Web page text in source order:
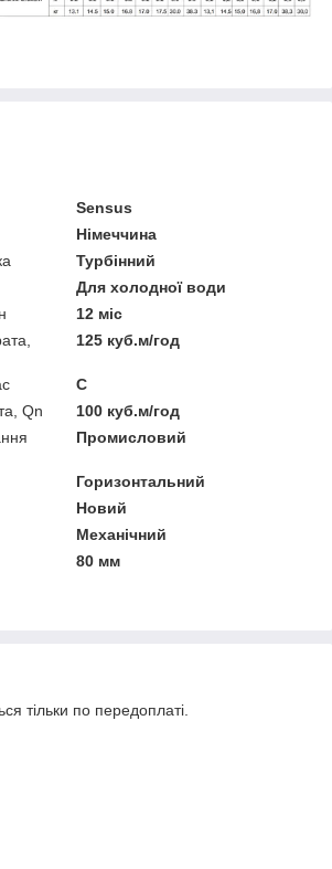
Sensus
Німеччина
Турбінний
Для холодної води
12 міс
125 куб.м/год
С
Qn
100 куб.м/год
Промисловий
Горизонтальний
Новий
Механічний
80 мм
тільки по передоплаті.